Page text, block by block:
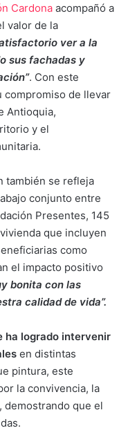
Cardona acompañó a
valor de la
ver a la
sus fachadas y
. Con este
compromiso de llevar
Antioquia,
y el
también se refleja
conjunto entre
Presentes, 145
que incluyen
como
el impacto positivo
bonita con las
calidad de vida”.
ha logrado intervenir
en distintas
pintura, este
la convivencia, la
demostrando que el